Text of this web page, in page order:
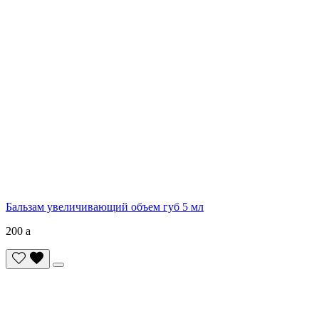
Бальзам увеличивающий объем губ 5 мл
200 a